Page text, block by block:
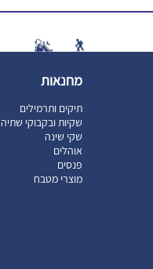
מחנאות
תיקים ותרמילים
שקיות ובקבוקי שתיה
שקי שינה
אוהלים
פנסים
מוצרי מטבח